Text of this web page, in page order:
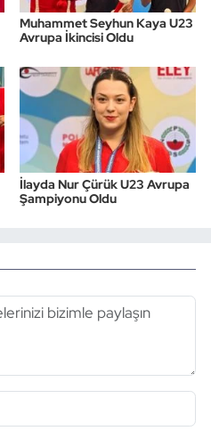
Muhammet Seyhun Kaya U23
Avrupa İkincisi Oldu
İlayda Nur Çürük U23 Avrupa
Şampiyonu Oldu